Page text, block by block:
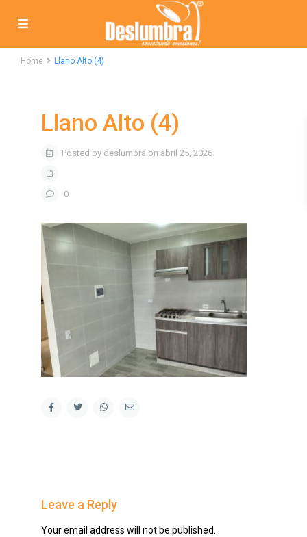
Home Llano Alto (4)
Llano Alto (4)
Posted by deslumbra on abril 25, 2026
0
Leave a Reply
Your email address will not be published.